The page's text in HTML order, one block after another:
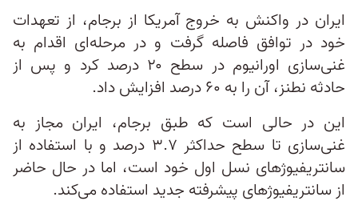
ایران در واکنش به خروج آمریکا از برجام، از تعهدات
خود در توافق فاصله گرفت و در مرحله‌ای اقدام به
غنی‌سازی اورانیوم در سطح ۲۰ درصد کرد و پس از
حادثه نطنز، آن را به ۶۰ درصد افزایش داد.
این در حالی است که طبق برجام، ایران مجاز به
غنی‌سازی تا سطح حداکثر ۳.۷ درصد و با استفاده از
سانتریفیوژهای نسل اول خود است، اما در حال حاضر
از سانتریفیوژهای پیشرفته جدید استفاده می‌کند.